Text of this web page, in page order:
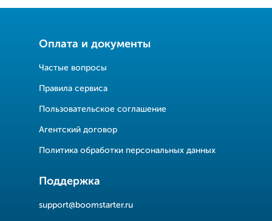
Оплата и документы
Частые вопросы
Правила сервиса
Пользовательское соглашение
Агентский договор
Политика обработки персональных данных
Поддержка
support@boomstarter.ru